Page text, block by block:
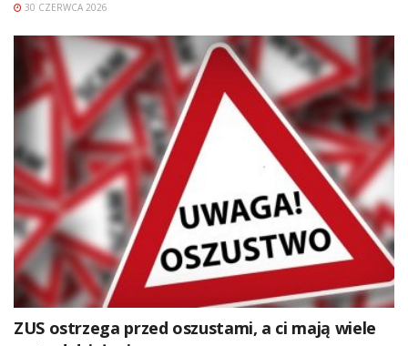
30 CZERWCA 2026
ZUS ostrzega przed oszustami, a ci mają wiele